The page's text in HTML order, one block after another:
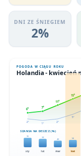
DNI ZE ŚNIEGIEM
2%